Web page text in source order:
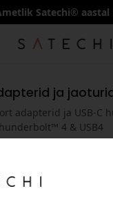
Satechi® aastal
ja
adapterid ja USB-C
4 & USB4
Sinu